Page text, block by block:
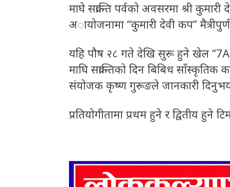
माघे सक्रान्ति पर्वकाे अवसरमा श्री
अायाेजनामा “कुमारी देवी कप”
यहि पाैष २८ गते देखि सुरू हुने खेल
माघि सक्रान्तिकाे दिन बिबिध
संयाेजक कृष्ण गुरूङले जानकारी
प्रतियाेगीतामा प्रथम हुने र द्वितीय हुने